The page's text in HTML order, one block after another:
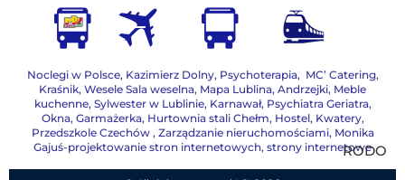
Noclegi w Polsce, Kazimierz Dolny, Psychoterapia, MC’ Catering,
Kraśnik, Wesele Sala weselna, Mapa Lublina, Andrzejki, Meble
kuchenne, Sylwester w Lublinie, Karnawał, Psychiatra Geriatra,
Okna, Garmażerka, Hurtownia stali Chełm, Hostel, Kwatery,
Przedszkole Czechów , Zarządzanie nieruchomościami, Monika
Gajuś-projektowanie stron internetowych, strony internetowe
RODO